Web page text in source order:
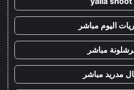
اليوم مباشر
مباشر
مدريد مباشر